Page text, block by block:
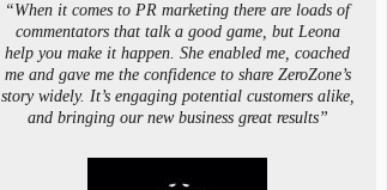
“When it comes to PR marketing there are loads of
commentators that talk a good game, but Leona
help you make it happen. She enabled me, coached
me and gave me the confidence to share ZeroZone’s
story widely. It’s engaging potential customers alike,
and bringing our new business great results”